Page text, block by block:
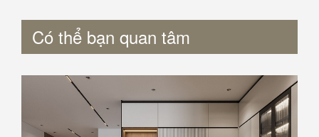
Có thể bạn quan tâm